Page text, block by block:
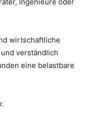
wirtschaftliche
verständlich
eine belastbare